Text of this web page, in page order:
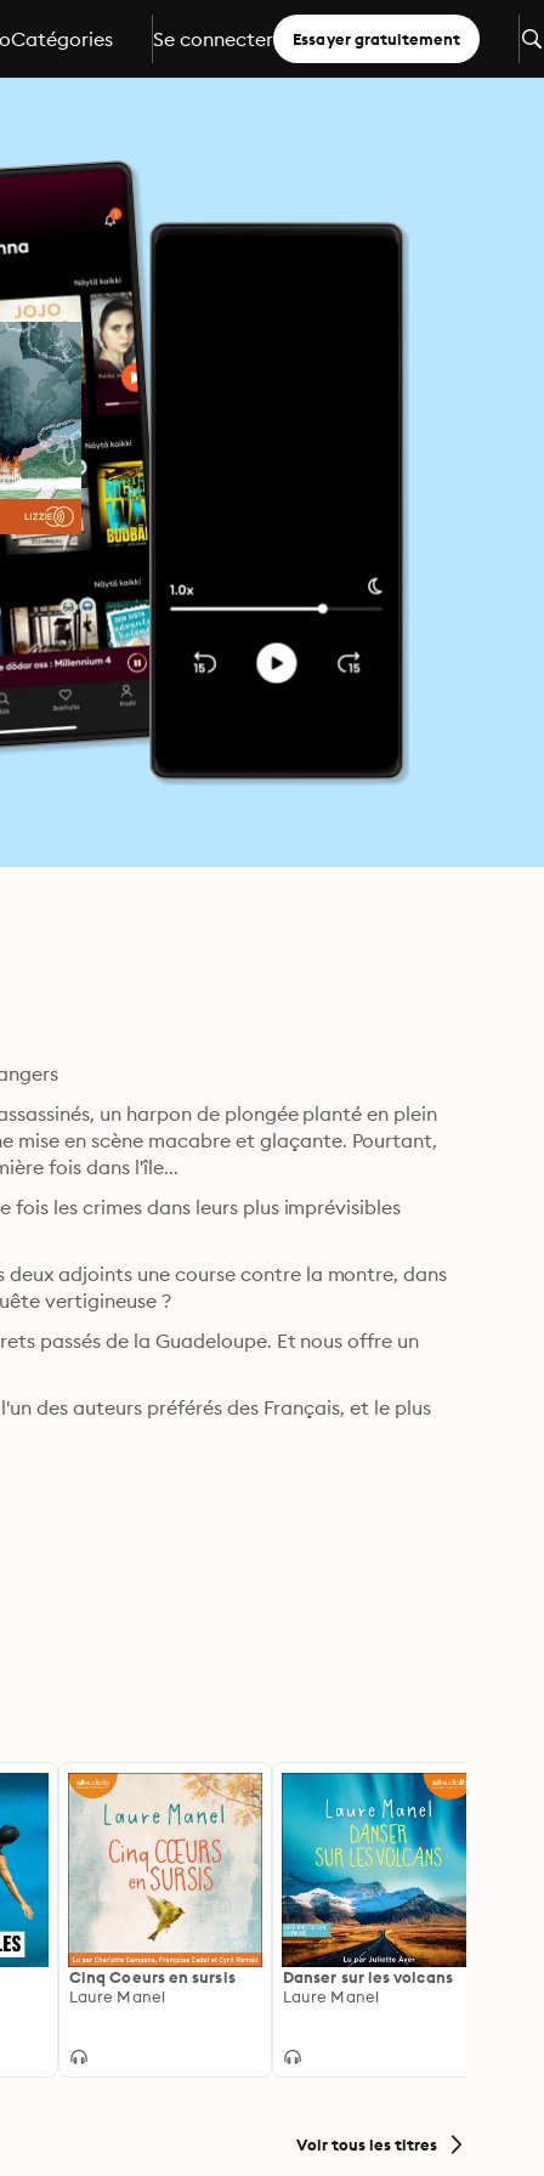
Catégories Se connecter Essayer gratuitement
un harpon de plongée planté en plein
mise en scène macabre et glaçante. Pourtant,
fois dans l'île...
les crimes dans leurs plus imprévisibles
adjoints une course contre la montre, dans
vertigineuse ?
passés de la Guadeloupe. Et nous offre un
des auteurs préférés des Français, et le plus
Cinq Coeurs en sursis
Laure Manel
Danser sur les volcans
Laure Manel
Voir tous les titres